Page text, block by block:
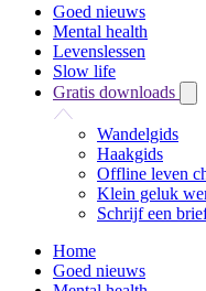
Goed nieuws
Mental health
Levenslessen
Slow life
Gratis downloads
Wandelgids
Haakgids
Offline leven
Klein geluk
Schrijf een
Home
Goed nieuws